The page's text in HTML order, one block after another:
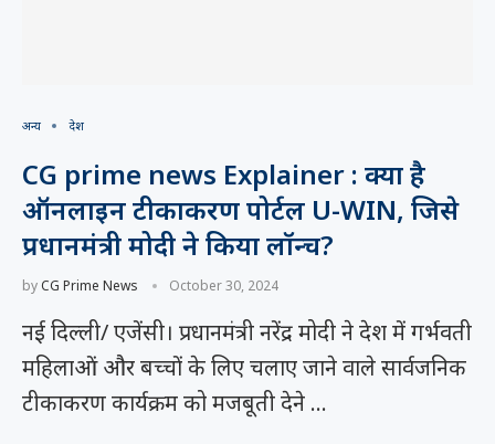
अन्य देश
CG prime news Explainer : क्या है
ऑनलाइन टीकाकरण पोर्टल U-WIN, जिसे
प्रधानमंत्री मोदी ने किया लॉन्च?
byCG Prime News October 30, 2024
नई दिल्ली/ एजेंसी। प्रधानमंत्री नरेंद्र मोदी ने देश में गर्भवती
महिलाओं और बच्चों के लिए चलाए जाने वाले सार्वजनिक
टीकाकरण कार्यक्रम को मजबूती देने …